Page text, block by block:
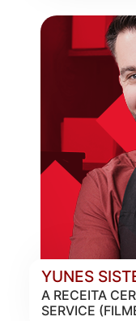
YUNES
A RECEITA
SERVICE